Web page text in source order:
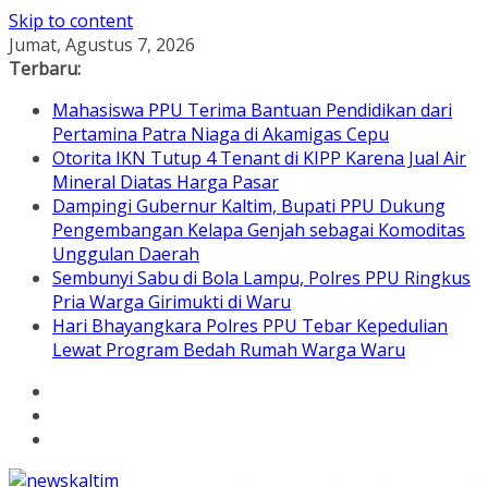
Skip to content
Jumat, Agustus 7, 2026
Terbaru:
Mahasiswa PPU Terima Bantuan Pendidikan dari
Pertamina Patra Niaga di Akamigas Cepu
Otorita IKN Tutup 4 Tenant di KIPP Karena Jual Air
Mineral Diatas Harga Pasar
Dampingi Gubernur Kaltim, Bupati PPU Dukung
Pengembangan Kelapa Genjah sebagai Komoditas
Unggulan Daerah
Sembunyi Sabu di Bola Lampu, Polres PPU Ringkus
Pria Warga Girimukti di Waru
Hari Bhayangkara Polres PPU Tebar Kepedulian
Lewat Program Bedah Rumah Warga Waru